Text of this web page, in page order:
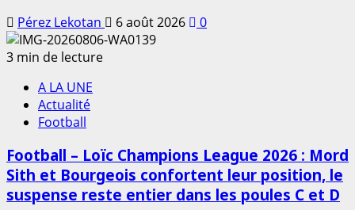
Pérez Lekotan 6 août 2026
0
3 min de lecture
A LA UNE
Actualité
Football
Football – Loïc Champions League 2026 : Mord
Sith et Bourgeois confortent leur position, le
suspense reste entier dans les poules C et D